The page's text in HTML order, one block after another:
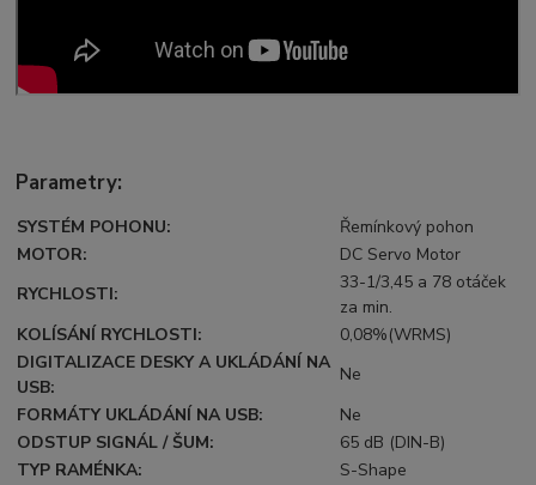
Parametry:
SYSTÉM POHONU:
Řemínkový pohon
MOTOR:
DC Servo Motor
RYCHLOSTI:
33-1/3,45 a 78 otáček
za min.
KOLÍSÁNÍ RYCHLOSTI:
0,08%(WRMS)
DIGITALIZACE DESKY A UKLÁDÁNÍ NA
USB:
Ne
FORMÁTY UKLÁDÁNÍ NA USB:
Ne
ODSTUP SIGNÁL / ŠUM:
65 dB (DIN-B)
TYP RAMÉNKA:
S-Shape